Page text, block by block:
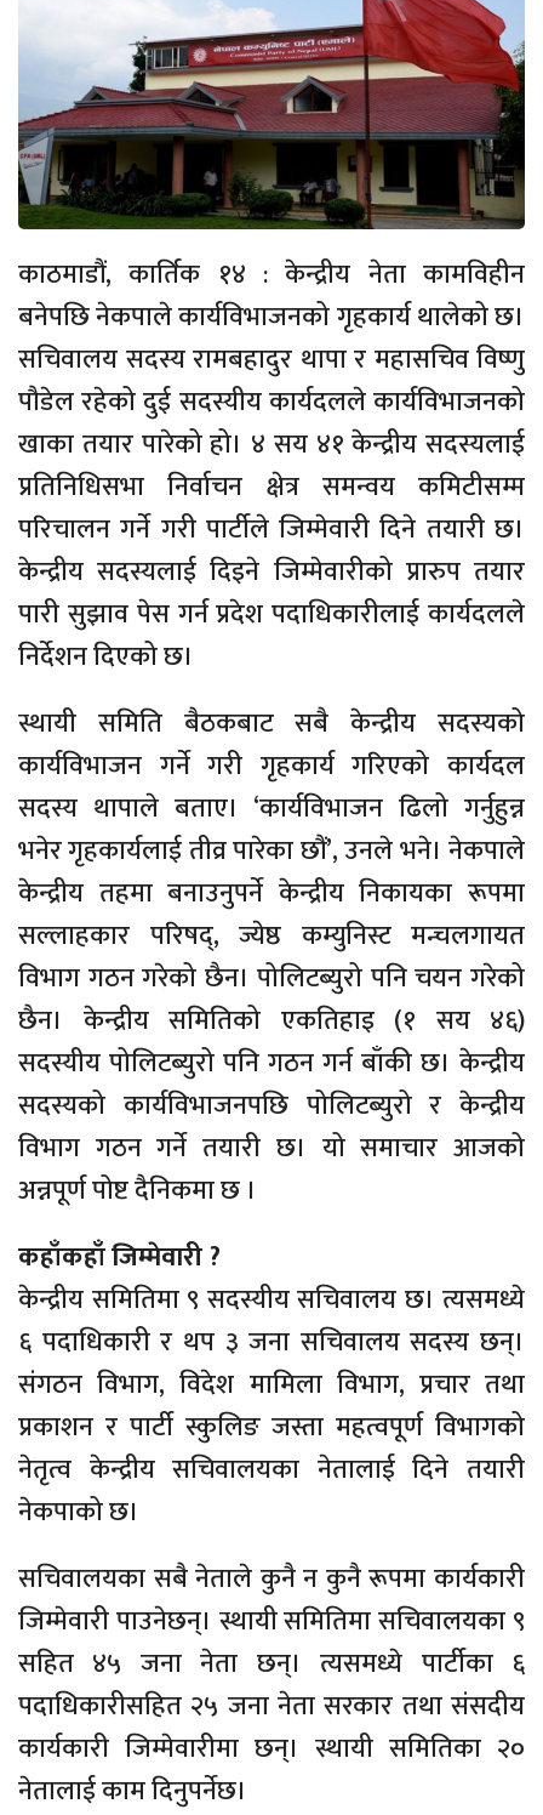
काठमाडौं, कार्तिक १४ : केन्द्रीय नेता कामविहीन
बनेपछि नेकपाले कार्यविभाजनको गृहकार्य थालेको छ।
सचिवालय सदस्य रामबहादुर थापा र महासचिव विष्णु
पौडेल रहेको दुई सदस्यीय कार्यदलले कार्यविभाजनको
खाका तयार पारेको हो। ४ सय ४१ केन्द्रीय सदस्यलाई
प्रतिनिधिसभा निर्वाचन क्षेत्र समन्वय कमिटीसम्म
परिचालन गर्ने गरी पार्टीले जिम्मेवारी दिने तयारी छ।
केन्द्रीय सदस्यलाई दिइने जिम्मेवारीको प्रारुप तयार
पारी सुझाव पेस गर्न प्रदेश पदाधिकारीलाई कार्यदलले
निर्देशन दिएको छ।
स्थायी समिति बैठकबाट सबै केन्द्रीय सदस्यको
कार्यविभाजन गर्ने गरी गृहकार्य गरिएको कार्यदल
सदस्य थापाले बताए। ‘कार्यविभाजन ढिलो गर्नुहुन्न
भनेर गृहकार्यलाई तीव्र पारेका छौं’, उनले भने। नेकपाले
केन्द्रीय तहमा बनाउनुपर्ने केन्द्रीय निकायका रूपमा
सल्लाहकार परिषद्, ज्येष्ठ कम्युनिस्ट मन्चलगायत
विभाग गठन गरेको छैन। पोलिटब्युरो पनि चयन गरेको
छैन। केन्द्रीय समितिको एकतिहाइ (१ सय ४६)
सदस्यीय पोलिटब्युरो पनि गठन गर्न बाँकी छ। केन्द्रीय
सदस्यको कार्यविभाजनपछि पोलिटब्युरो र केन्द्रीय
विभाग गठन गर्ने तयारी छ। यो समाचार आजको
अन्नपूर्ण पोष्ट दैनिकमा छ ।
कहाँकहाँ जिम्मेवारी ?
केन्द्रीय समितिमा ९ सदस्यीय सचिवालय छ। त्यसमध्ये
६ पदाधिकारी र थप ३ जना सचिवालय सदस्य छन्।
संगठन विभाग, विदेश मामिला विभाग, प्रचार तथा
प्रकाशन र पार्टी स्कुलिङ जस्ता महत्वपूर्ण विभागको
नेतृत्व केन्द्रीय सचिवालयका नेतालाई दिने तयारी
नेकपाको छ।
सचिवालयका सबै नेताले कुनै न कुनै रूपमा कार्यकारी
जिम्मेवारी पाउनेछन्। स्थायी समितिमा सचिवालयका ९
सहित ४५ जना नेता छन्। त्यसमध्ये पार्टीका ६
पदाधिकारीसहित २५ जना नेता सरकार तथा संसदीय
कार्यकारी जिम्मेवारीमा छन्। स्थायी समितिका २०
नेतालाई काम दिनुपर्नेछ।